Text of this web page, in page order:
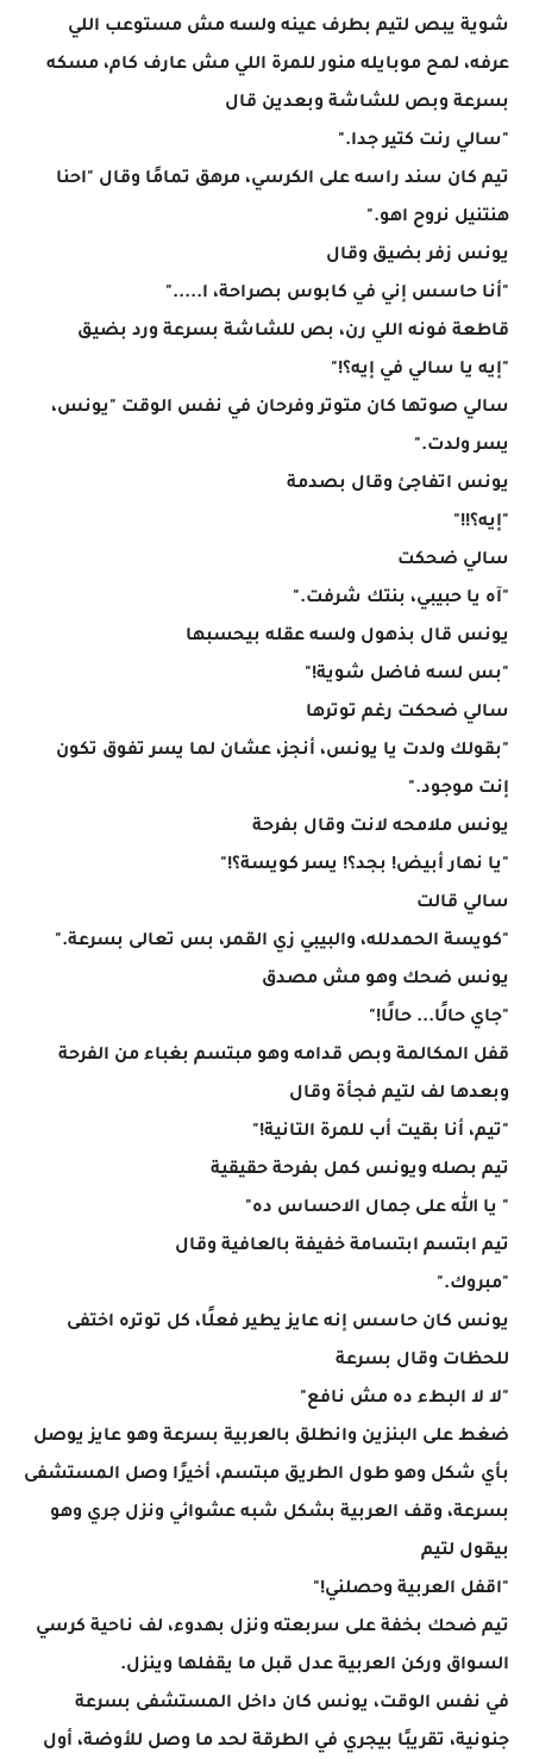
شوية يبص لتيم بطرف عينه ولسه مش مستوعب اللي
عرفه، لمح موبايله منور للمرة اللي مش عارف كام، مسكه
بسرعة وبص للشاشة وبعدين قال
"سالي رنت كتير جدا."
تيم كان سند راسه على الكرسي، مرهق تمامًا وقال "احنا
هنتنيل نروح اهو."
يونس زفر بضيق وقال
"أنا حاسس إني في كابوس بصراحة، ا....."
قاطعة فونه اللي رن، بص للشاشة بسرعة ورد بضيق
"إيه يا سالي في إيه؟!"
سالي صوتها كان متوتر وفرحان في نفس الوقت "يونس،
يسر ولدت."
يونس اتفاجئ وقال بصدمة
"إيه؟!!"
سالي ضحكت
"آه يا حبيبي، بنتك شرفت."
يونس قال بذهول ولسه عقله بيحسبها
"بس لسه فاضل شوية!"
سالي ضحكت رغم توترها
"بقولك ولدت يا يونس، أنجز، عشان لما يسر تفوق تكون
إنت موجود."
يونس ملامحه لانت وقال بفرحة
"يا نهار أبيض! بجد؟! يسر كويسة؟!"
سالي قالت
"كويسة الحمدلله، والبيبي زي القمر، بس تعالى بسرعة."
يونس ضحك وهو مش مصدق
"جاي حالًا... حالًا!"
قفل المكالمة وبص قدامه وهو مبتسم بغباء من الفرحة
وبعدها لف لتيم فجأة وقال
"تيم، أنا بقيت أب للمرة التانية!"
تيم بصله ويونس كمل بفرحة حقيقية
" يا الله على جمال الاحساس ده"
تيم ابتسم ابتسامة خفيفة بالعافية وقال
"مبروك."
يونس كان حاسس إنه عايز يطير فعلًا، كل توتره اختفى
للحظات وقال بسرعة
"لا لا البطء ده مش نافع"
ضغط على البنزين وانطلق بالعربية بسرعة وهو عايز يوصل
بأي شكل وهو طول الطريق مبتسم، أخيرًا وصل المستشفى
بسرعة، وقف العربية بشكل شبه عشوائي ونزل جري وهو
بيقول لتيم
"اقفل العربية وحصلني!"
تيم ضحك بخفة على سربعته ونزل بهدوء، لف ناحية كرسي
السواق وركن العربية عدل قبل ما يقفلها وينزل.
في نفس الوقت، يونس كان داخل المستشفى بسرعة
جنونية، تقريبًا بيجري في الطرقة لحد ما وصل للأوضة، أول